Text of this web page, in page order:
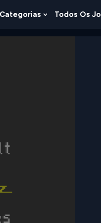
Categorias Show
For
Todos Os